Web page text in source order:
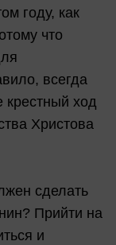
году, как
что
всегда
крестный ход
Христова
сделать
Прийти на
и